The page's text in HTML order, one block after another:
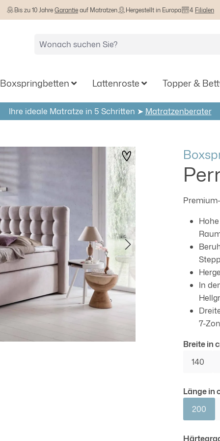
Bis zu 10 JahreGarantieauf Matratzen Hergestellt in Europa 4 Filialen
Boxspringbetten Lattenroste Topper &
Ihre ideale Matratze in 5 Schritten ➤ Matratzenberater
In
7-
Breite in
140
Länge in
200